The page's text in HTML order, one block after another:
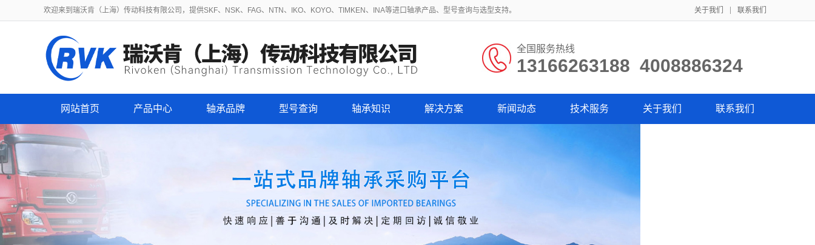
欢迎来到瑞沃肯（上海）传动科技有限公司，提供SKF、NSK、FAG、NTN、IKO、KOYO、TIMKEN、INA等进口轴承产品、型号查询与选型支持。 关于我们 联系我们
全国服务热线
13166263188 4008886324
网站首页 产品中心 轴承品牌 型号查询 轴承知识 解决方案 新闻动态 技术服务 关于我们 联系我们